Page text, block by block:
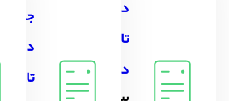
تاریخ
دهم
جزوه
تاریخ